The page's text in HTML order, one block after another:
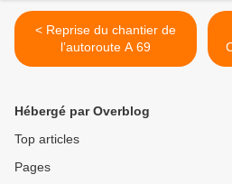
< Reprise du chantier de
l’autoroute A 69
Hébergé par Overblog
Top articles
Pages